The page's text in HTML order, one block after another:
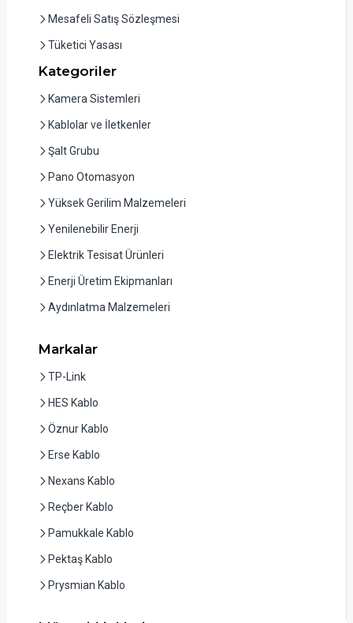
Mesafeli Satış Sözleşmesi
Tüketici Yasası
Kategoriler
Kamera Sistemleri
Kablolar ve İletkenler
Şalt Grubu
Pano Otomasyon
Yüksek Gerilim Malzemeleri
Yenilenebilir Enerji
Elektrik Tesisat Ürünleri
Enerji Üretim Ekipmanları
Aydınlatma Malzemeleri
Markalar
TP-Link
HES Kablo
Öznur Kablo
Erse Kablo
Nexans Kablo
Reçber Kablo
Pamukkale Kablo
Pektaş Kablo
Prysmian Kablo